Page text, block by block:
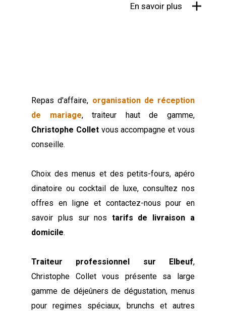
En savoir plus
Repas d'affaire, organisation de réception
de mariage, traiteur haut de gamme,
Christophe Collet vous accompagne et vous
conseille.
Choix des menus et des petits-fours, apéro
dinatoire ou cocktail de luxe, consultez nos
offres en ligne et contactez-nous pour en
savoir plus sur nos tarifs de livraison a
domicile.
Traiteur professionnel sur Elbeuf,
Christophe Collet vous présente sa large
gamme de déjeûners de dégustation, menus
pour regimes spéciaux, brunchs et autres